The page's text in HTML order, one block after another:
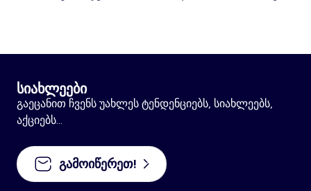
სიახლეები
გაეცანით ჩვენს უახლეს ტენდენციებს, სიახლეებს,
აქციებს...
გამოიწერეთ!